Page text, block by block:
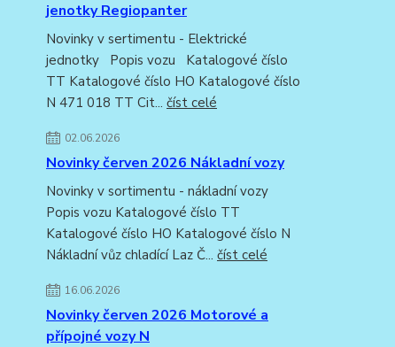
jenotky Regiopanter
Novinky v sertimentu - Elektrické
jednotky Popis vozu Katalogové číslo
TT Katalogové číslo HO Katalogové číslo
N 471 018 TT Cit... číst celé
02.06.2026
Novinky červen 2026 Nákladní vozy
Novinky v sortimentu - nákladní vozy
Popis vozu Katalogové číslo TT
Katalogové číslo HO Katalogové číslo N
Nákladní vůz chladící Laz Č... číst celé
16.06.2026
Novinky červen 2026 Motorové a
přípojné vozy N